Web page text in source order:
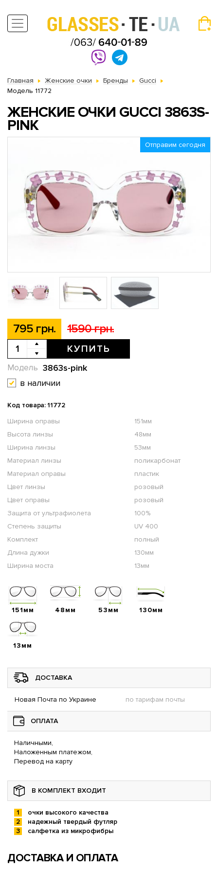
Главная Женские очки Бренды
Gucci
Модель 11772
ЖЕНСКИЕ ОЧКИ GUCCI 3863S-
PINK
Отправим сегодня
795 грн. 1590 грн.
КУПИТЬ
3863s-pink
Модель
в наличии
Код товара: 11772
Ширина оправы
151мм
Высота линзы
48мм
Ширина линзы
53мм
Материал линзы
поликарбонат
Материал оправы
пластик
Цвет линзы
розовый
Цвет оправы
розовый
Защита от ультрафиолета
100%
Степень защиты
UV 400
Комплект
полный
Длина дужки
130мм
Ширина моста
13мм
151мм 48мм 53мм 130мм
13мм
ДОСТАВКА
Новая Почта по Украине по тарифам почты
ОПЛАТА
Наличными,
Наложенным платежом,
Перевод на карту
В КОМПЛЕКТ ВХОДИТ
очки высокого качества
надежный твердый футляр
салфетка из микрофибры
ДОСТАВКА И ОПЛАТА